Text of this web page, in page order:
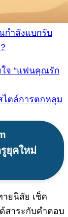
กำลังแบกรับ
จ “แฟนคุณรัก
ไตล์การตกหลุม
ยุคใหม่
ยนิสัย เช็ค
สาระกับคำตอบ